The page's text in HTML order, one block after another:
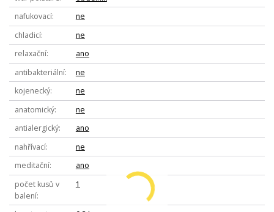
nafukovací
ne
chladicí
ne
relaxační
ano
antibakteriální
ne
kojenecký
ne
anatomický
ne
antialergický
ano
nahřívací
ne
meditační
ano
počet kusů v
balení
1